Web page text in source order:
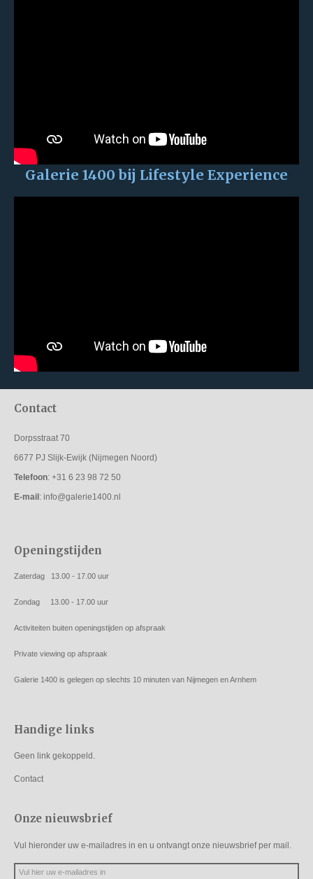
Galerie 1400 bij Lifestyle Experience
Contact
Dorpsstraat 70
6677 PJ Slijk-Ewijk (Nijmegen Noord)
Telefoon: +31 6 23 98 72 50
E-mail : info@galerie1400.nl
Openingstijden
Zaterdag 13.00 - 17.00 uur
Zondag 13.00 - 17.00 uur
Activiteiten buiten openingstijden op afspraak
Private viewing op afspraak
Galerie 1400 is gelegen op slechts 10 minuten van Nijmegen en Arnhem
Handige links
Geen link gekoppeld.
Contact
Onze nieuwsbrief
Vul hieronder uw e-mailadres in en u ontvangt onze nieuwsbrief per mail.